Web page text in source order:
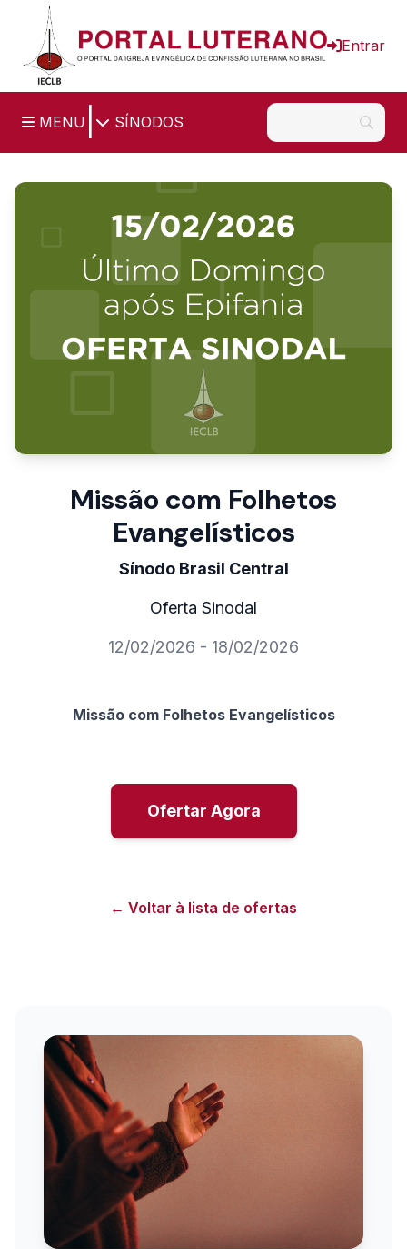
Ir para o conteúdo principal
Entrar
MENU SÍNODOS
Missão com Folhetos
Evangelísticos
Sínodo Brasil Central
Oferta Sinodal
12/02/2026 - 18/02/2026
Missão com Folhetos Evangelísticos
Ofertar Agora
← Voltar à lista de ofertas